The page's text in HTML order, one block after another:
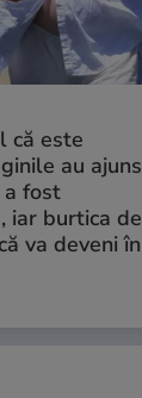
că este
au ajuns
fost
iar burtica de
va deveni în